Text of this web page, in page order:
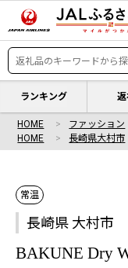
ランキング 返
HOME ファッション
HOME
長崎県大村市
常温
長崎県 大村市
BAKUNE Dry